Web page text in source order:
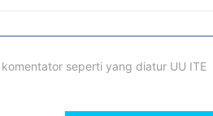
seperti yang diatur UU ITE